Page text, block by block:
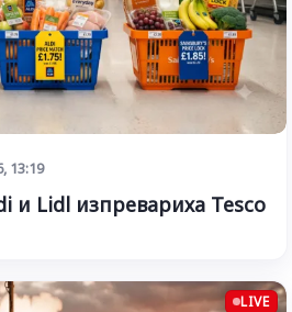
13:19
и Lidl изпревариха Tesco
LIVE